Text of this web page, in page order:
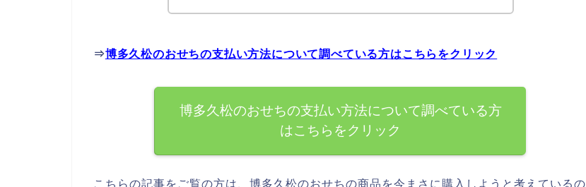
⇒博多久松のおせちの支払い方法について調べている方はこちらをクリック
博多久松のおせちの支払い方法について調べている方
はこちらをクリック
こちらの記事をご覧の方は、博多久松のおせちの商品を今まさに購入しようと考えているの